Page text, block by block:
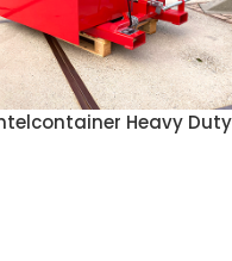
Heavy Duty